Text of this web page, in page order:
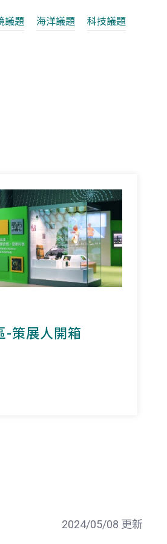
議題 海洋議題 科技議題
-策展人開箱
2024/05/08 更新